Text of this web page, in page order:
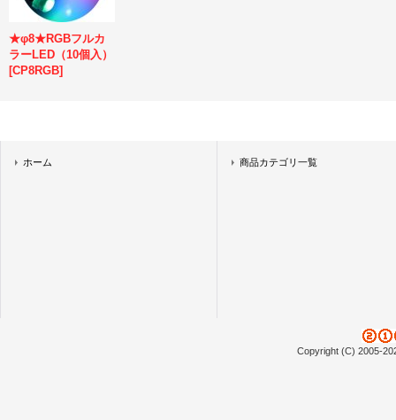
★φ8★RGBフルカ
ラーLED（10個入）
[CP8RGB]
ホーム 商品カテゴリ一覧
Copyright (C) 2005-